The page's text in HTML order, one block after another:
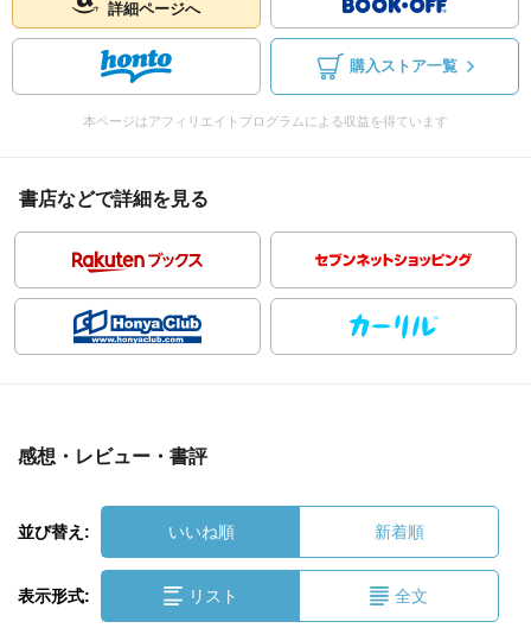
詳細ページへ
購入ストア一覧
本ページはアフィリエイトプログラムによる収益を得ています
書店などで詳細を見る
感想・レビュー・書評
並び替え: いいね順 新着順
表示形式: リスト 全文